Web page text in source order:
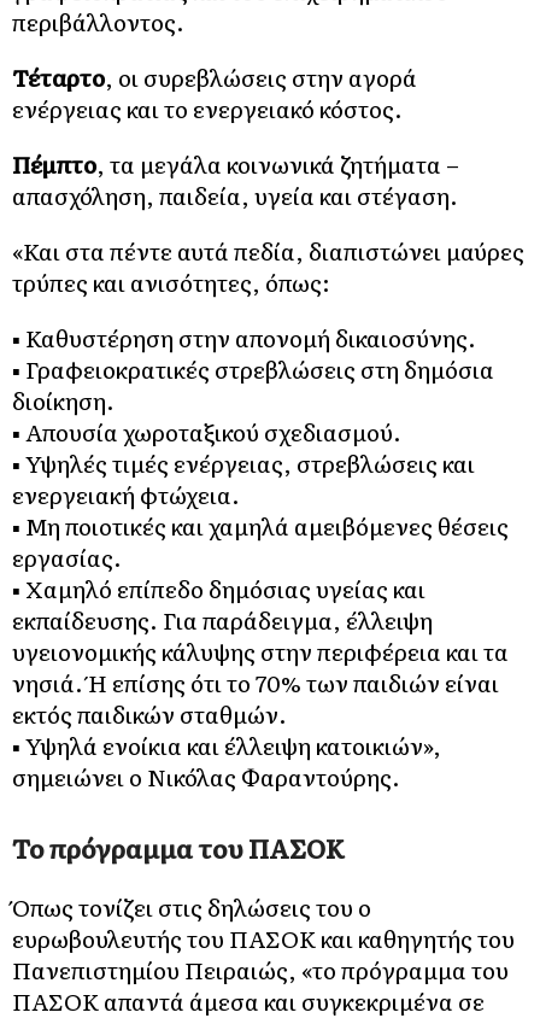
περιβάλλοντος.
Τέταρτο, οι συρεβλώσεις στην αγορά
ενέργειας και το ενεργειακό κόστος.
Πέμπτο, τα μεγάλα κοινωνικά ζητήματα –
απασχόληση, παιδεία, υγεία και στέγαση.
«Και στα πέντε αυτά πεδία, διαπιστώνει μαύρες
τρύπες και ανισότητες, όπως:
▪️︎ Καθυστέρηση στην απονομή δικαιοσύνης.
▪️︎ Γραφειοκρατικές στρεβλώσεις στη δημόσια
διοίκηση.
▪️︎ Απουσία χωροταξικού σχεδιασμού.
▪️︎ Υψηλές τιμές ενέργειας, στρεβλώσεις και
ενεργειακή φτώχεια.
▪️︎ Μη ποιοτικές και χαμηλά αμειβόμενες θέσεις
εργασίας.
▪️︎ Χαμηλό επίπεδο δημόσιας υγείας και
εκπαίδευσης. Για παράδειγμα, έλλειψη
υγειονομικής κάλυψης στην περιφέρεια και τα
νησιά. Ή επίσης ότι το 70% των παιδιών είναι
εκτός παιδικών σταθμών.
▪️︎ Υψηλά ενοίκια και έλλειψη κατοικιών»,
σημειώνει ο Νικόλας Φαραντούρης.
Το πρόγραμμα του ΠΑΣΟΚ
Όπως τονίζει στις δηλώσεις του ο
ευρωβουλευτής του ΠΑΣΟΚ και καθηγητής του
Πανεπιστημίου Πειραιώς, «το πρόγραμμα του
ΠΑΣΟΚ απαντά άμεσα και συγκεκριμένα σε